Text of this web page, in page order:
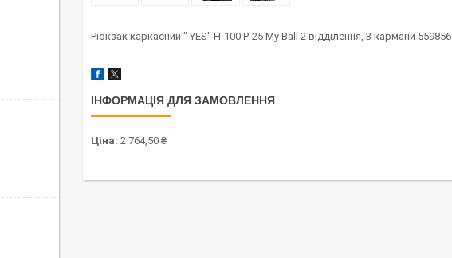
Рюкзак каркасний " YES" H-100 Р-25 My Ball 2 відділення, 3 кармани 559856
ІНФОРМАЦІЯ ДЛЯ ЗАМОВЛЕННЯ
Ціна: 2 764,50 ₴